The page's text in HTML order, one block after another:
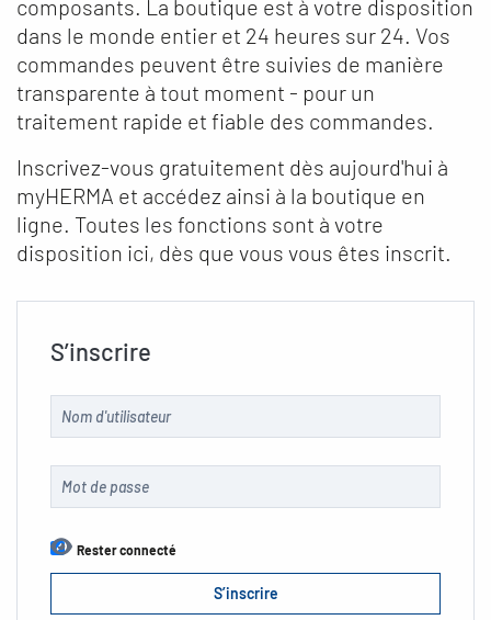
composants. La boutique est à votre disposition
dans le monde entier et 24 heures sur 24. Vos
commandes peuvent être suivies de manière
transparente à tout moment - pour un
traitement rapide et fiable des commandes.
Inscrivez-vous gratuitement dès aujourd'hui à
myHERMA et accédez ainsi à la boutique en
ligne. Toutes les fonctions sont à votre
disposition ici, dès que vous vous êtes inscrit.
S’inscrire
Rester connecté